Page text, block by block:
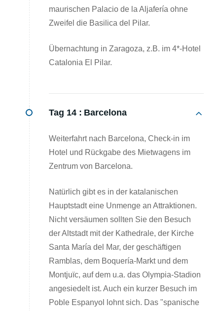
maurischen Palacio de la Aljafería ohne
Zweifel die Basilica del Pilar.
Übernachtung in Zaragoza, z.B. im 4*-Hotel
Catalonia El Pilar.
Tag 14 : Barcelona
Weiterfahrt nach Barcelona, Check-in im
Hotel und Rückgabe des Mietwagens im
Zentrum von Barcelona.
Natürlich gibt es in der katalanischen
Hauptstadt eine Unmenge an Attraktionen.
Nicht versäumen sollten Sie den Besuch
der Altstadt mit der Kathedrale, der Kirche
Santa María del Mar, der geschäftigen
Ramblas, dem Boquería-Markt und dem
Montjuïc, auf dem u.a. das Olympia-Stadion
angesiedelt ist. Auch ein kurzer Besuch im
Poble Espanyol lohnt sich. Das "spanische